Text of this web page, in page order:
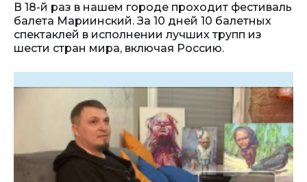
В 18-й раз в нашем городе проходит фестиваль
балета Мариинский. За 10 дней 10 балетных
спектаклей в исполнении лучших трупп из
шести стран мира, включая Россию.